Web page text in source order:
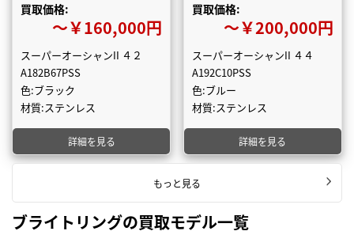
買取価格:
〜￥160,000円
スーパーオーシャンII ４２
A182B67PSS
色:ブラック
材質:ステンレス
詳細を見る
買取価格:
〜￥200,000円
スーパーオーシャンII ４４
A192C10PSS
色:ブルー
材質:ステンレス
詳細を見る
もっと見る
ブライトリングの買取モデル一覧